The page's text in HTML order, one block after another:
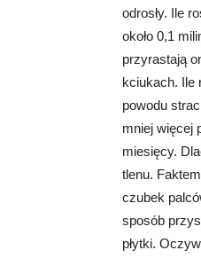
odrosły. Ile
około 0,1
przyrastają
kciukach. Ile
powodu
mniej więcej
miesięcy.
tlenu.
czubek
sposób
płytki.